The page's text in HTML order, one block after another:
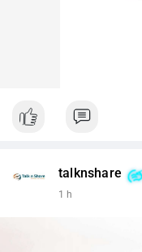
talknshare
1 h